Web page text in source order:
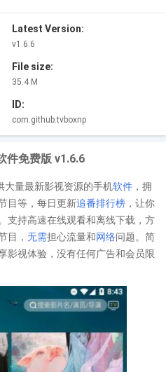
Latest Version:
v1.6.6
File size:
35.4 M
ID:
com.github.tvboxnp
件免费版 v1.6.6
大量最新影视资源的手机软件 ，拥
目等，每日更新追番排行榜 ，让你
。支持高速在线观看和离线下载，方
目， 无需担心流量和网络问题。简
影视体验，没有任何广告和会员限